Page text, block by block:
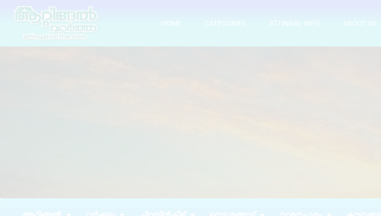
HOME CATEGORIES ATTINGAL INFO ABOUT US